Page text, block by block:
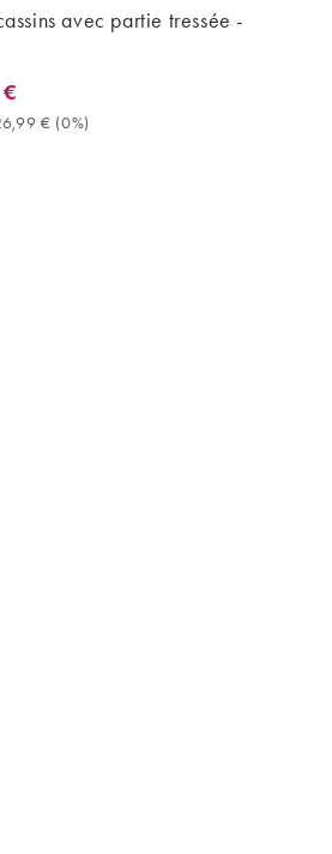
avec partie tressée -
prix sur 30 jours 26,99 € (0%).
€ (0%)